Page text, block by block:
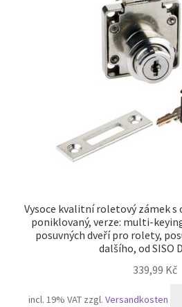
Vysoce kvalitní roletový zámek
poniklovaný, verze: multi-
posuvných dveří pro rolety,
dalšího, od SISO
339,99 Kč
incl. 19% VAT zzgl.Versandkosten